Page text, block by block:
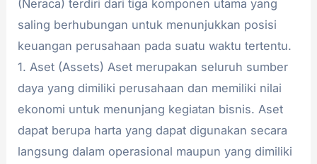
(Neraca) terdiri dari tiga komponen utama yang
saling berhubungan untuk menunjukkan posisi
keuangan perusahaan pada suatu waktu tertentu.
1. Aset (Assets) Aset merupakan seluruh sumber
daya yang dimiliki perusahaan dan memiliki nilai
ekonomi untuk menunjang kegiatan bisnis. Aset
dapat berupa harta yang dapat digunakan secara
langsung dalam operasional maupun yang dimiliki